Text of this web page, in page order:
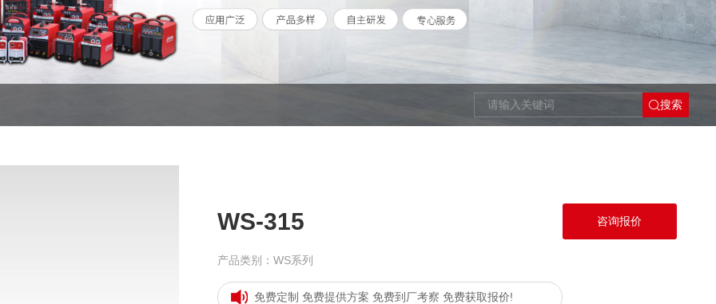
搜索
WS-315 咨询报价
产品类别： WS系列
免费定制 免费提供方案 免费到厂考察 免费获取报价!